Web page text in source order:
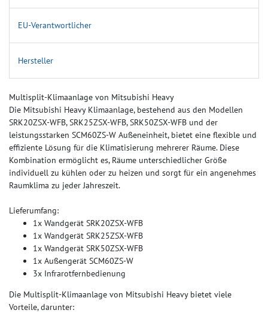
EU-Verantwortlicher
Hersteller
Multisplit-Klimaanlage von Mitsubishi Heavy
Die Mitsubishi Heavy Klimaanlage, bestehend aus den Modellen
SRK20ZSX-WFB, SRK25ZSX-WFB, SRK50ZSX-WFB und der
leistungsstarken SCM60ZS-W Außeneinheit, bietet eine flexible und
effiziente Lösung für die Klimatisierung mehrerer Räume. Diese
Kombination ermöglicht es, Räume unterschiedlicher Größe
individuell zu kühlen oder zu heizen und sorgt für ein angenehmes
Raumklima zu jeder Jahreszeit.
Lieferumfang:
1x Wandgerät SRK20ZSX-WFB
1x Wandgerät SRK25ZSX-WFB
1x Wandgerät SRK50ZSX-WFB
1x Außengerät SCM60ZS-W
3x Infrarotfernbedienung
Die Multisplit-Klimaanlage von Mitsubishi Heavy bietet viele
Vorteile, darunter: